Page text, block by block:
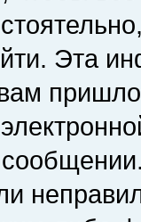
Эта